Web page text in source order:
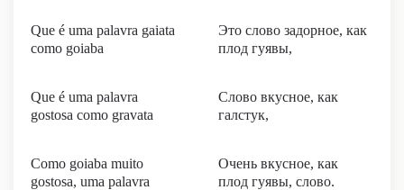
Que é uma palavra gaiata
como goiaba
Это слово задорное, как
плод гуявы,
Que é uma palavra
gostosa como gravata
Слово вкусное, как
галстук,
Como goiaba muito
gostosa, uma palavra
Очень вкусное, как
плод гуявы, слово.